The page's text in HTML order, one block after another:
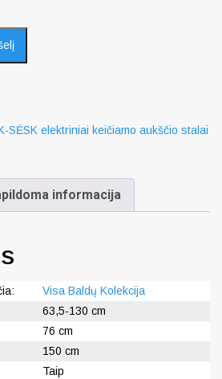
SĖSK elektriniai keičiamo aukščio stalai
informacija
Visa Baldų Kolekcija
63,5-130 cm
76 cm
150 cm
Taip